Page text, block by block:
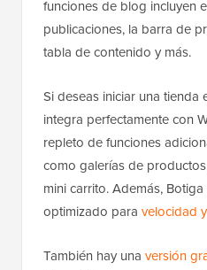
funciones de blog incluyen
publicaciones, la barra de
tabla de contenido y más.
Si deseas iniciar una tienda
integra perfectamente con
repleto de funciones
como galerías de
mini carrito. Además,
optimizado para velocidad
También hay una versión